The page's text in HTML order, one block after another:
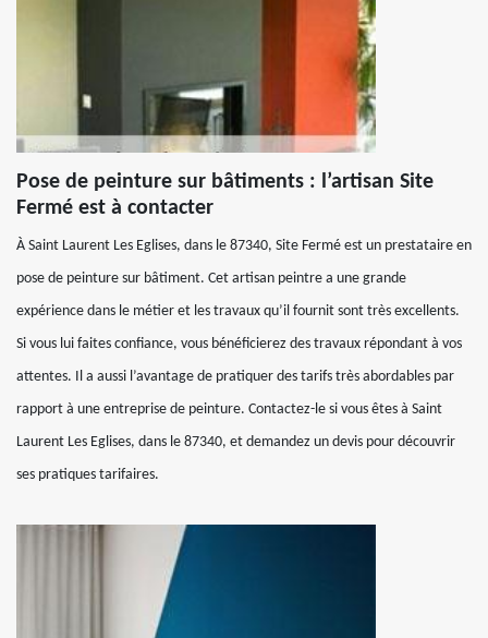
Pose de peinture sur bâtiments : l’artisan Site
Fermé est à contacter
À Saint Laurent Les Eglises, dans le 87340, Site Fermé est un prestataire en
pose de peinture sur bâtiment. Cet artisan peintre a une grande
expérience dans le métier et les travaux qu’il fournit sont très excellents.
Si vous lui faites confiance, vous bénéficierez des travaux répondant à vos
attentes. Il a aussi l’avantage de pratiquer des tarifs très abordables par
rapport à une entreprise de peinture. Contactez-le si vous êtes à Saint
Laurent Les Eglises, dans le 87340, et demandez un devis pour découvrir
ses pratiques tarifaires.